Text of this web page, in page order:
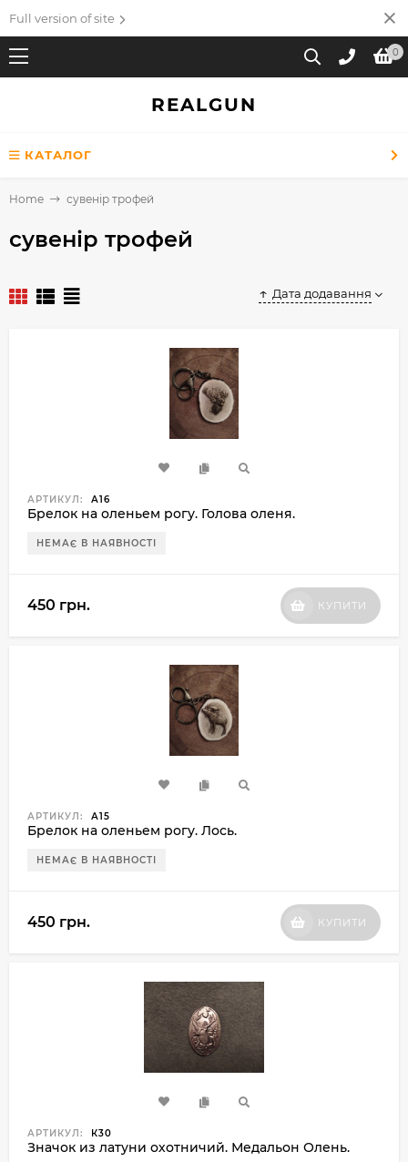
Full version of site
0
REALGUN
КАТАЛОГ
Home сувенір трофей
сувенір трофей
Дата додавання
АРТИКУЛ: А16
Брелок на оленьем рогу. Голова оленя.
НЕМАЄ В НАЯВНОСТІ
450 грн. КУПИТИ
АРТИКУЛ: А15
Брелок на оленьем рогу. Лось.
НЕМАЄ В НАЯВНОСТІ
450 грн. КУПИТИ
АРТИКУЛ: К30
Значок из латуни охотничий. Медальон Олень.